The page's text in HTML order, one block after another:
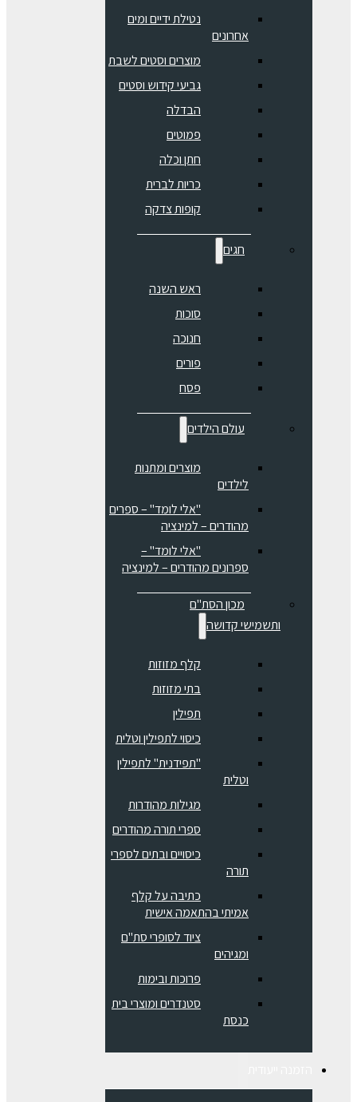
נטילת ידיים ומים
אחרונים
מוצרים וסטים לשבת
גביעי קידוש וסטים
הבדלה
פמוטים
חתן וכלה
כריות לברית
קופות צדקה
חגים
ראש השנה
סוכות
חנוכה
פורים
פסח
עולם הילדים
מוצרים ומתנות
לילדים
"אלי לומד" – ספרים
מהודרים – למינציה
"אלי לומד" –
ספרונים מהודרים – למינציה
מכון הסת"ם
ותשמישי קדושה
קלף מזוזות
בתי מזוזות
תפילין
כיסוי לתפילין וטלית
"תפידנית" לתפילין
וטלית
מגילות מהודרות
ספרי תורה מהודרים
כיסויים ובתים לספרי
תורה
כתיבה על קלף
אמיתי בהתאמה אישית
ציוד לסופרי סת"ם
ומגיהים
פרוכות ובימות
סטנדרים ומוצרי בית
כנסת